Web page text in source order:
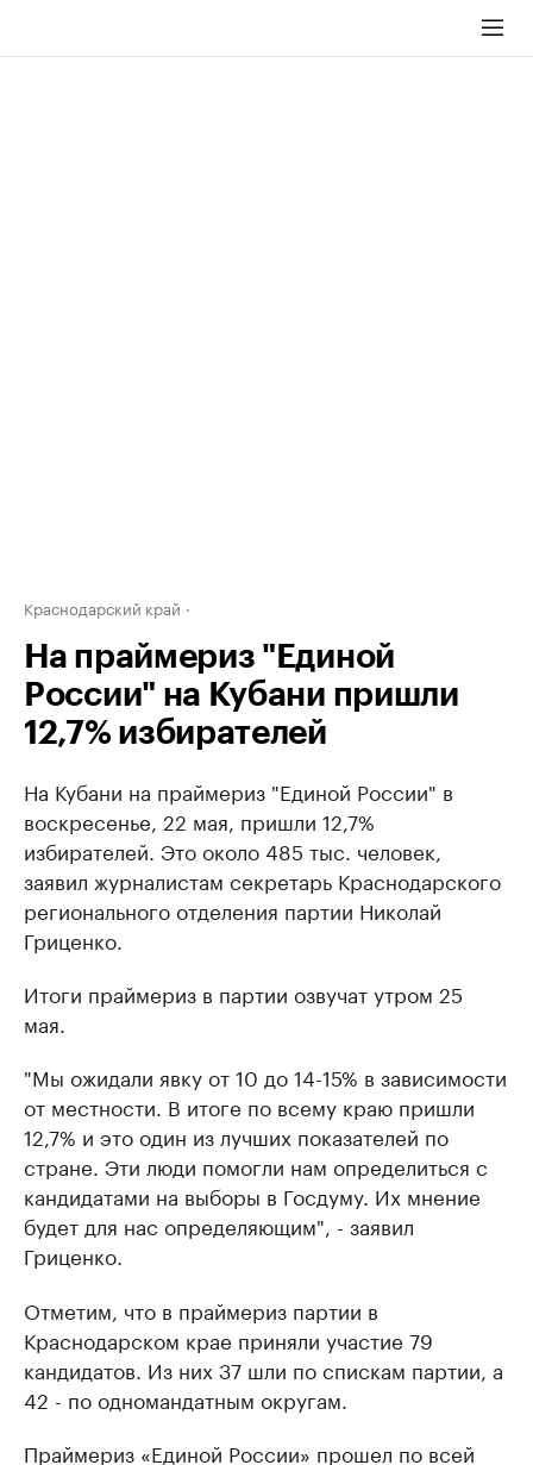
Краснодарский край
На праймериз "Единой
России" на Кубани пришли
12,7% избирателей
На Кубани на праймериз "Единой России" в
воскресенье, 22 мая, пришли 12,7%
избирателей. Это около 485 тыс. человек,
заявил журналистам секретарь Краснодарского
регионального отделения партии Николай
Гриценко.
Итоги праймериз в партии озвучат утром 25
мая.
"Мы ожидали явку от 10 до 14-15% в зависимости
от местности. В итоге по всему краю пришли
12,7% и это один из лучших показателей по
стране. Эти люди помогли нам определиться с
кандидатами на выборы в Госдуму. Их мнение
будет для нас определяющим", - заявил
Гриценко.
Отметим, что в праймериз партии в
Краснодарском крае приняли участие 79
кандидатов. Из них 37 шли по спискам партии, а
42 - по одномандатным округам.
Праймериз «Единой России» прошел по всей